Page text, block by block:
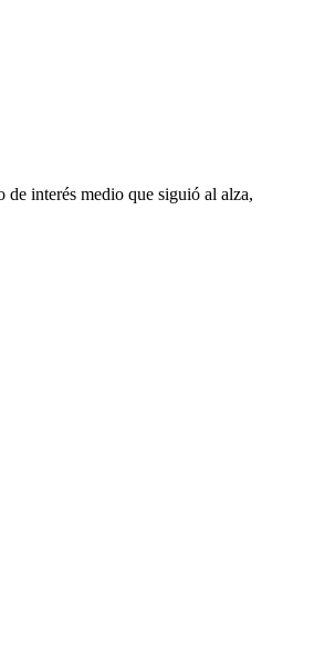
de interés medio que siguió al alza,